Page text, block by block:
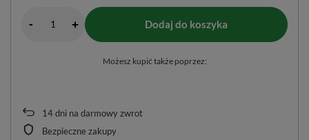
14dni na darmowy zwrot
Bezpieczne zakupy
- + Dodaj do koszyka
Możesz kupić także poprzez: